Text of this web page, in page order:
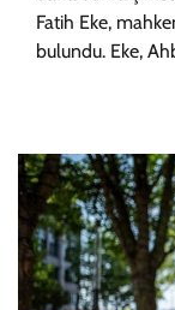
Fatih Eke,
bulundu. Eke,